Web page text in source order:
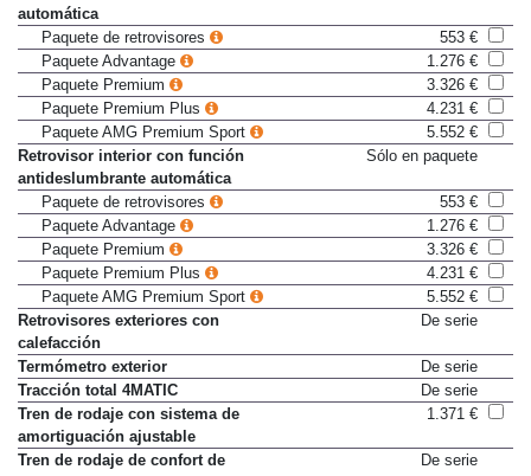
con función antideslumbrante
automática
Paquete de retrovisores
553 €
Paquete Advantage
1.276 €
Paquete Premium
3.326 €
Paquete Premium Plus
4.231 €
Paquete AMG Premium Sport
5.552 €
Retrovisor interior con función
antideslumbrante automática
Paquete de retrovisores
553 €
Paquete Advantage
1.276 €
Paquete Premium
3.326 €
Paquete Premium Plus
4.231 €
Paquete AMG Premium Sport
5.552 €
Retrovisores exteriores con
calefacción
Termómetro exterior
De serie
Tracción total 4MATIC
De serie
Tren de rodaje con sistema de
amortiguación ajustable